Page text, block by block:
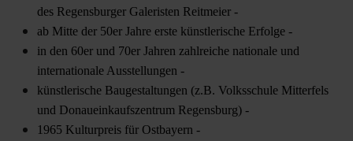
des Regensburger Galeristen Reitmeier -
ab Mitte der 50er Jahre erste künstlerische Erfolge -
in den 60er und 70er Jahren zahlreiche nationale und
internationale Ausstellungen -
künstlerische Baugestaltungen (z.B. Volksschule Mitterfels
und Donaueinkaufszentrum Regensburg) -
1965 Kulturpreis für Ostbayern -